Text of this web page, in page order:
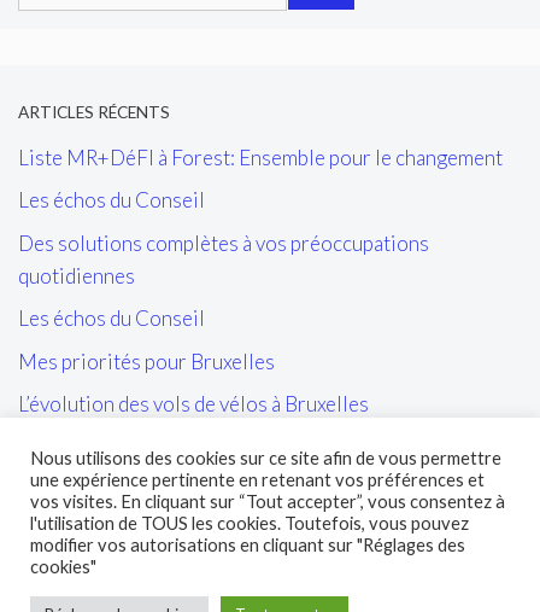
ARTICLES RÉCENTS
Liste MR+DéFI à Forest: Ensemble pour le changement
Les échos du Conseil
Des solutions complètes à vos préoccupations
quotidiennes
Les échos du Conseil
Mes priorités pour Bruxelles
L’évolution des vols de vélos à Bruxelles
Les tags/affiches/autocollants perturbant l’ordre public
et la cohésion sociale
L’entretien des sites propres de la STIB et de leurs abords
Nous utilisons des cookies sur ce site afin de vous permettre
une expérience pertinente en retenant vos préférences et
vos visites. En cliquant sur “Tout accepter”, vous consentez à
l'utilisation de TOUS les cookies. Toutefois, vous pouvez
modifier vos autorisations en cliquant sur "Réglages des
cookies"